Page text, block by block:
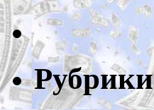
Рубрики